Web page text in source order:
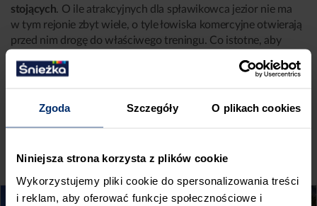
Zgoda Szczegóły O plikach cookies
Niniejsza strona korzysta z plików cookie
Wykorzystujemy pliki cookie do spersonalizowania treści
i reklam, aby oferować funkcje społecznościowe i
stojących. O ile atrakcyjnych dla spławikowca jezior nie ma
w tym rejonie zbyt wiele, o tyle łowiska komercyjne otwierają
przed nim drogę do właściwego treningu. Co istotne, aby
podróżować – w okolicach dużych miast znajdziemy na ogół
niewielką opłatą, możemy być wręcz pewni udanych
GALERIA: